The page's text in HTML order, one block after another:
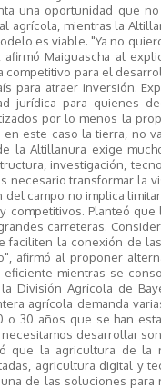
una oportunidad que
agrícola, mientras la
es viable. "Ya no
Maiguascha al
para el
para atraer inversión.
jurídica para quienes
por lo menos la
este caso la tierra, no
la Altillanura exige
investigación,
necesario transformar
campo no implica
competitivos. Planteó
carreteras.
la conexión de
afirmó al proponer
mientras se
División Agrícola de
agrícola demanda
30 años que se han
desarrollar
que la agricultura de la
agricultura digital y
de las soluciones